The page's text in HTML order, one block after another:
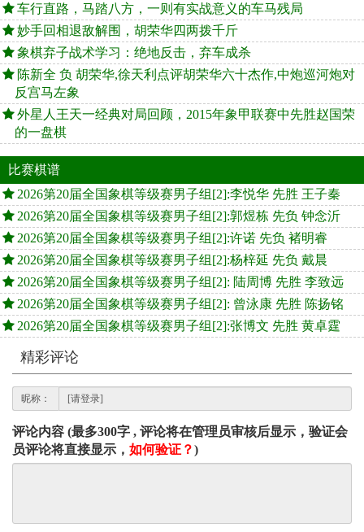
车行直路，马踏八方，一则有实战意义的车马残局
妙手回相退敌解围，胡荣华四两拨千斤
象棋弃子战术学习：绝地反击，弃车成杀
陈新全 负 胡荣华,徐天利点评胡荣华六十杰作,中炮巡河炮对
反宫马左象
外星人王天一经典对局回顾，2015年象甲联赛中先胜赵国荣
的一盘棋
比赛棋谱
2026第20届全国象棋等级赛男子组[2]:李悦华 先胜 王子秦
2026第20届全国象棋等级赛男子组[2]:郭煜栋 先负 钟念沂
2026第20届全国象棋等级赛男子组[2]:许诺 先负 褚明睿
2026第20届全国象棋等级赛男子组[2]:杨梓延 先负 戴晨
2026第20届全国象棋等级赛男子组[2]: 陆周博 先胜 李致远
2026第20届全国象棋等级赛男子组[2]: 曾泳康 先胜 陈扬铭
2026第20届全国象棋等级赛男子组[2]:张博文 先胜 黄卓霆
精彩评论
昵称：
评论内容 (最多300字 , 评论将在管理员审核后显示，验证会
员评论将直接显示， 如何验证？)